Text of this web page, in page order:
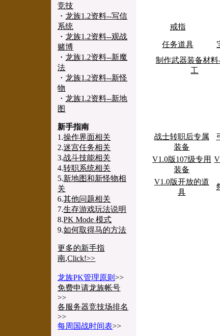
竞技
・龙族1.2资料--写信
系统
・龙族1.2资料--观战
赌博
・龙族1.2资料--新魔
法
・龙族1.2资料--新怪
物
・龙族1.2资料--新地
图
新手指南
1.操作界面相关
2.迷宫任务相关
3.战斗技能相关
4.转职系统相关
5.新地图和新怪物相
关
6.其他问题相关
7.生存游戏玩法说明
8.PK Mode 模式
9.如何取得马的方法
更多的新手指
南,Click!>>
龙族PK管理原则>>
免费申请龙族帐号
>>
各服务器竞技场排名
>>
每周国战时间表>>
戒指
任务道具
制作武器装备材料
工
战士转职后专属
装备
V1.0版107级专用
装备
V1.0版开放的道
具